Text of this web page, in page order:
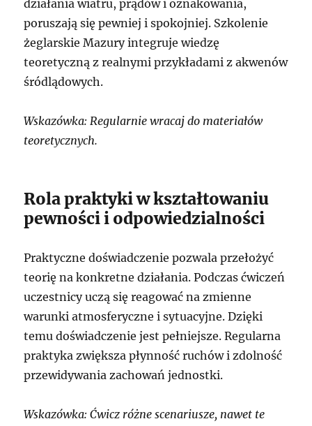
działania wiatru, prądów i oznakowania,
poruszają się pewniej i spokojniej. Szkolenie
żeglarskie Mazury integruje wiedzę
teoretyczną z realnymi przykładami z akwenów
śródlądowych.
Wskazówka: Regularnie wracaj do materiałów
teoretycznych.
Rola praktyki w kształtowaniu
pewności i odpowiedzialności
Praktyczne doświadczenie pozwala przełożyć
teorię na konkretne działania. Podczas ćwiczeń
uczestnicy uczą się reagować na zmienne
warunki atmosferyczne i sytuacyjne. Dzięki
temu doświadczenie jest pełniejsze. Regularna
praktyka zwiększa płynność ruchów i zdolność
przewidywania zachowań jednostki.
Wskazówka: Ćwicz różne scenariusze, nawet te